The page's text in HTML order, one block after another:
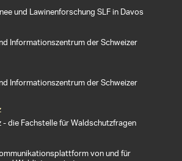
und Lawinenforschung SLF in Davos
Informationszentrum der Schweizer
Informationszentrum der Schweizer
die Fachstelle für Waldschutzfragen
von und für